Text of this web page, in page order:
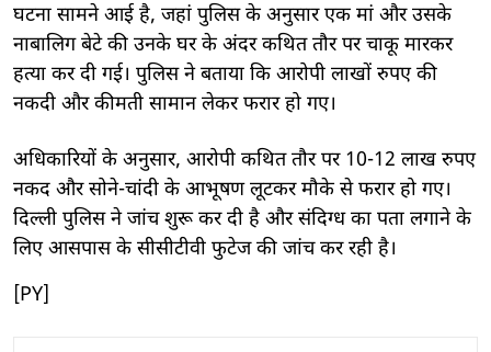
घटना सामने आई है, जहां पुलिस के अनुसार एक मां और उसके
नाबालिग बेटे की उनके घर के अंदर कथित तौर पर चाकू मारकर
हत्या कर दी गई। पुलिस ने बताया कि आरोपी लाखों रुपए की
नकदी और कीमती सामान लेकर फरार हो गए।
अधिकारियों के अनुसार, आरोपी कथित तौर पर 10-12 लाख रुपए
नकद और सोने-चांदी के आभूषण लूटकर मौके से फरार हो गए।
दिल्ली पुलिस ने जांच शुरू कर दी है और संदिग्ध का पता लगाने के
लिए आसपास के सीसीटीवी फुटेज की जांच कर रही है।
[PY]